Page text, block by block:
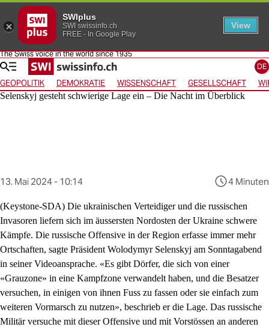
SWIplus
SWI swissinfo.ch
FREE - In Google Play
View
Zur Startseite springen
Zur Navigation springen
Zur horizontalen Navigation springen
Zum Sprachauswahlmenü gehen
Zum Inhalt springen
The Swiss voice in the world since 1935
DE
GEOPOLITIK DEMOKRATIE WISSENSCHAFT GESELLSCHAFT
Selenskyj gesteht schwierige Lage ein – Die Nacht im Überblick
Dieser
wurde
am
veröffentlicht
13. Mai 2024 - 10:14 4 Minuten
(Keystone-SDA) Die ukrainischen Verteidiger und die russischen
Invasoren liefern sich im äussersten Nordosten der Ukraine schwere
Kämpfe. Die russische Offensive in der Region erfasse immer mehr
Ortschaften, sagte Präsident Wolodymyr Selenskyj am Sonntagabend
in seiner Videoansprache. «Es gibt Dörfer, die sich von einer
«Grauzone» in eine Kampfzone verwandelt haben, und die Besatzer
versuchen, in einigen von ihnen Fuss zu fassen oder sie einfach zum
weiteren Vormarsch zu nutzen», beschrieb er die Lage. Das russische
Militär versuche mit dieser Offensive und mit Vorstössen an anderen